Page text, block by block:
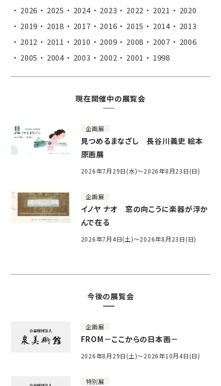
2026 2025 2024 2023 2022 2021
2020
2019
2018 2017 2016 2015 2014
2013
2012
2011 2010 2009 2008 2007
2006
2005
2004 2003 2002 2001 1998
現在開催中の展覧会
企画展
見つめるまなざし 長谷川義史 絵本
原画展
2026年7月29日(水)～2026年8月23日(日)
企画展
イノヤ ナオ 窓の向こうに楽器が浮か
んで在る
2026年7月4日(土)～2026年8月23日(日)
今後の展覧会
企画展
FROM－ここからの日本画－
2026年8月29日(土)～2026年10月4日(日)
特別展